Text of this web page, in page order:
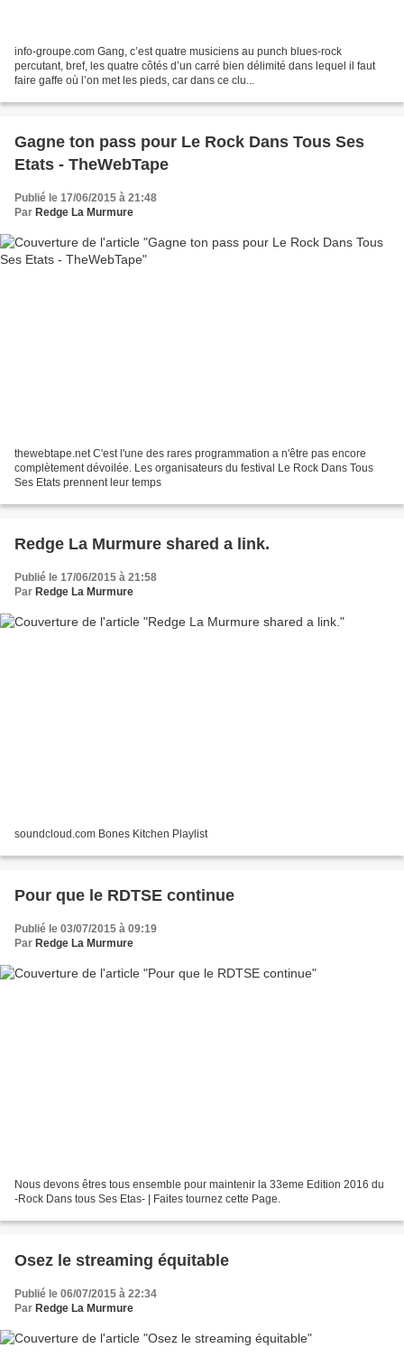
info-groupe.com Gang, c’est quatre musiciens au punch blues-rock
percutant, bref, les quatre côtés d’un carré bien délimité dans lequel il faut
faire gaffe où l’on met les pieds, car dans ce clu...
Gagne ton pass pour Le Rock Dans Tous Ses
Etats - TheWebTape
Publié le 17/06/2015 à 21:48
Par Redge La Murmure
thewebtape.net C'est l'une des rares programmation a n'être pas encore
complètement dévoilée. Les organisateurs du festival Le Rock Dans Tous
Ses Etats prennent leur temps
Redge La Murmure shared a link.
Publié le 17/06/2015 à 21:58
Par Redge La Murmure
soundcloud.com Bones Kitchen Playlist
Pour que le RDTSE continue
Publié le 03/07/2015 à 09:19
Par Redge La Murmure
Nous devons êtres tous ensemble pour maintenir la 33eme Edition 2016 du
-Rock Dans tous Ses Etas- | Faites tournez cette Page.
Osez le streaming équitable
Publié le 06/07/2015 à 22:34
Par Redge La Murmure